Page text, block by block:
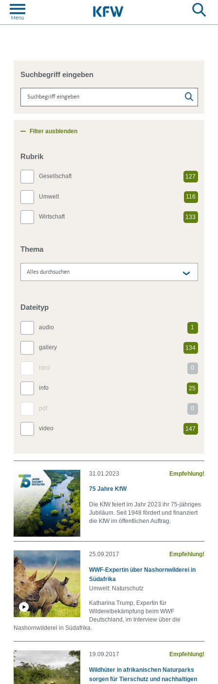
Suchbegriff eingeben
Filter ausblenden
Rubrik
Gesellschaft 127
Umwelt 116
Wirtschaft 133
Thema
Dateityp
audio 1
gallery 134
html 0
info 25
pdf 0
video 147
31.01.2023 Empfehlung!
75 Jahre KfW
Die KfW feiert im Jahr 2023 ihr 75-jähriges
Jubiläum. Seit 1948 fördert und finanziert
die KfW im öffentlichen Auftrag.
25.09.2017 Empfehlung!
WWF-Expertin über Nashornwilderei in
Südafrika
Umwelt: Naturschutz
Katharina Trump, Expertin für
Wildereibekämpfung beim WWF
Deutschland, im Interview über die
Nashornwilderei in Südafrika.
19.09.2017 Empfehlung!
Wildhüter in afrikanischen Naturparks
sorgen für Tierschutz und nachhaltigen